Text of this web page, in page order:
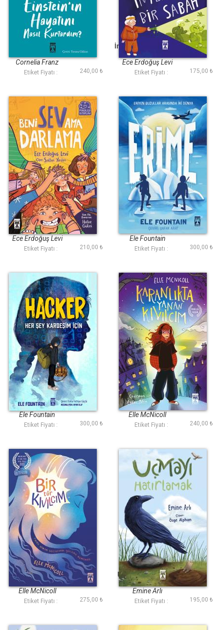
Einsteinın Hayatını
Nasıl Kurtardım
Cornelia Franz
Etiket Fiyatı : 240,00 ₺
İnternetsiz Bir Sabah
Ece Erdoğuş Levi
Etiket Fiyatı : 175,00 ₺
Beni Sev Ama
Darlama
Ece Erdoğuş Levi
Etiket Fiyatı : 210,00 ₺
Erime
Ele Fountain
Etiket Fiyatı : 300,00 ₺
Hacker - Her Şey
Kardeşim İçin
Ele Fountain
Etiket Fiyatı : 300,00 ₺
Karanlıkta Yanan
Kıvılcım
Elle McNicoll
Etiket Fiyatı : 240,00 ₺
Bir Tür Kıvılcım
Elle McNicoll
Etiket Fiyatı : 275,00 ₺
Uçmayı Hatırlamak
Emine Arlı
Etiket Fiyatı : 195,00 ₺